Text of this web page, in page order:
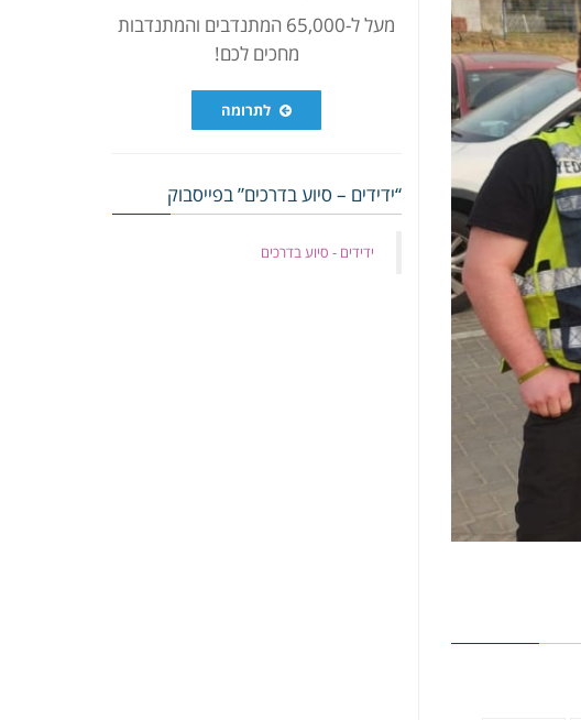
מעל ל-65,000 המתנדבים והמתנדבות
מחכים לכם!
לתרומה
“ידידים – סיוע בדרכים” בפייסבוק
‏ידידים - סיוע בדרכים